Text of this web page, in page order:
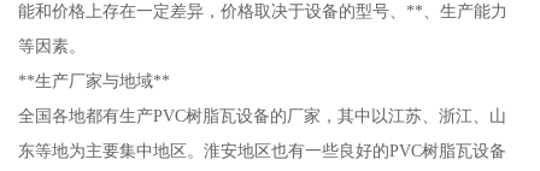
能和价格上存在一定差异，价格取决于设备的型号、**、生产能力
等因素。
**生产厂家与地域**
全国各地都有生产PVC树脂瓦设备的厂家，其中以江苏、浙江、山
东等地为主要集中地区。淮安地区也有一些良好的PVC树脂瓦设备